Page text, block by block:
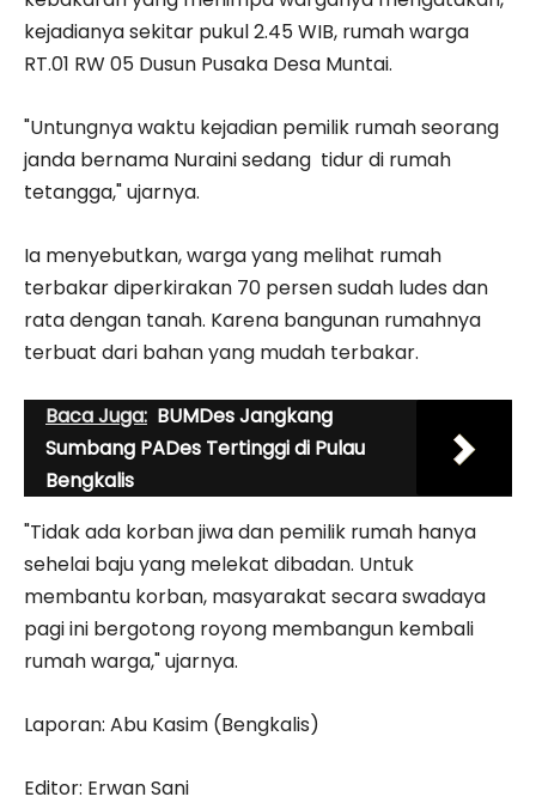
kejadianya sekitar pukul 2.45 WIB, rumah warga
RT.01 RW 05 Dusun Pusaka Desa Muntai.
"Untungnya waktu kejadian pemilik rumah seorang
janda bernama Nuraini sedang tidur di rumah
tetangga," ujarnya.
Ia menyebutkan, warga yang melihat rumah
terbakar diperkirakan 70 persen sudah ludes dan
rata dengan tanah. Karena bangunan rumahnya
terbuat dari bahan yang mudah terbakar.
Baca Juga: BUMDes Jangkang
Sumbang PADes Tertinggi di Pulau
Bengkalis
"Tidak ada korban jiwa dan pemilik rumah hanya
sehelai baju yang melekat dibadan. Untuk
membantu korban, masyarakat secara swadaya
pagi ini bergotong royong membangun kembali
rumah warga," ujarnya.
Laporan: Abu Kasim (Bengkalis)
Editor: Erwan Sani